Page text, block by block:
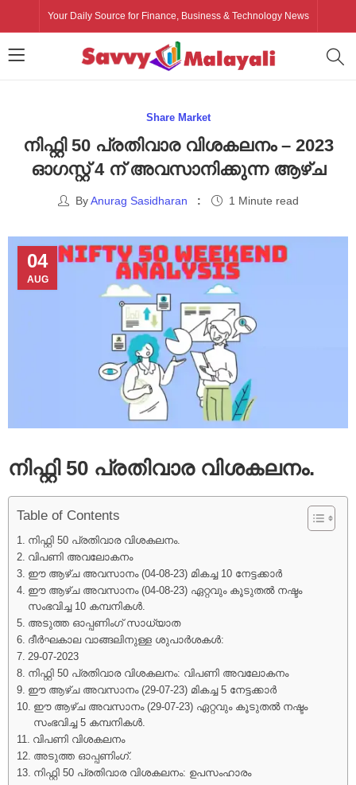
Your Daily Source for Finance, Business & Technology News
Share Market
നിഫ്റ്റി 50 പ്രതിവാര വിശകലനം – 2023
ഓഗസ്റ്റ് 4 ന് അവസാനിക്കുന്ന ആഴ്‌ച
ByAnurag Sasidharan 1 Minute read
04
AUG
നിഫ്റ്റി 50 പ്രതിവാര വിശകലനം.
Table of Contents
നിഫ്റ്റി 50 പ്രതിവാര വിശകലനം.
വിപണി അവലോകനം
ഈ ആഴ്‌ച അവസാനം (04-08-23) മികച്ച 10 നേട്ടക്കാർ
ഈ ആഴ്‌ച അവസാനം (04-08-23) ഏറ്റവും കൂടുതൽ നഷ്ടം
സംഭവിച്ച 10 കമ്പനികൾ.
അടുത്ത ഓപ്പണിംഗ് സാധ്യാത
ദീർഘകാല വാങ്ങലിനുള്ള ശുപാർശകൾ:
29-07-2023
നിഫ്റ്റി 50 പ്രതിവാര വിശകലനം: വിപണി അവലോകനം
ഈ ആഴ്‌ച അവസാനം (29-07-23) മികച്ച 5 നേട്ടക്കാർ
ഈ ആഴ്‌ച അവസാനം (29-07-23) ഏറ്റവും കൂടുതൽ നഷ്ടം
സംഭവിച്ച 5 കമ്പനികൾ.
വിപണി വിശകലനം
അടുത്ത ഓപ്പണിംഗ്.
നിഫ്റ്റി 50 പ്രതിവാര വിശകലനം: ഉപസംഹാരം